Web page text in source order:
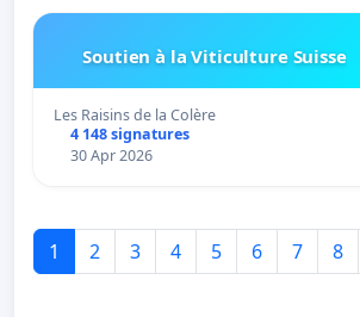
Soutien à la Viticulture Suisse
Les Raisins de la Colère
4 148 signatures
30 Apr 2026
1 2 3 4 5 6 7 8